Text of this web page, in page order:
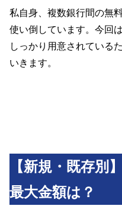
私自身、複数銀行間の無
使い倒しています。今回
しっかり用意されている
いきます。
【新規・既存別
最大金額は？